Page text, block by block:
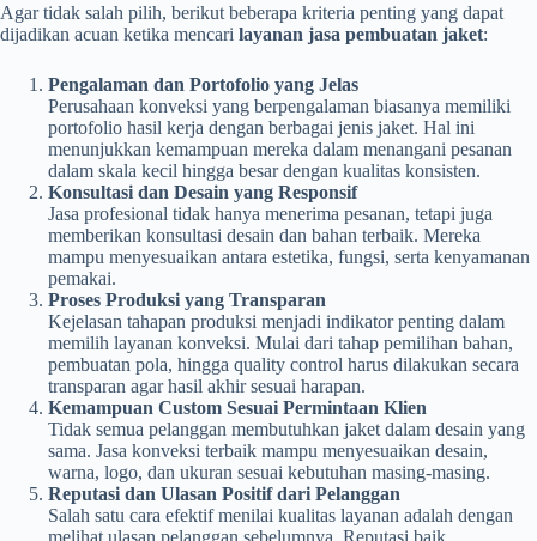
Agar tidak salah pilih, berikut beberapa kriteria penting yang dapat
dijadikan acuan ketika mencari layanan jasa pembuatan jaket:
Pengalaman dan Portofolio yang Jelas
Perusahaan konveksi yang berpengalaman biasanya memiliki
portofolio hasil kerja dengan berbagai jenis jaket. Hal ini
menunjukkan kemampuan mereka dalam menangani pesanan
dalam skala kecil hingga besar dengan kualitas konsisten.
Konsultasi dan Desain yang Responsif
Jasa profesional tidak hanya menerima pesanan, tetapi juga
memberikan konsultasi desain dan bahan terbaik. Mereka
mampu menyesuaikan antara estetika, fungsi, serta kenyamanan
pemakai.
Proses Produksi yang Transparan
Kejelasan tahapan produksi menjadi indikator penting dalam
memilih layanan konveksi. Mulai dari tahap pemilihan bahan,
pembuatan pola, hingga quality control harus dilakukan secara
transparan agar hasil akhir sesuai harapan.
Kemampuan Custom Sesuai Permintaan Klien
Tidak semua pelanggan membutuhkan jaket dalam desain yang
sama. Jasa konveksi terbaik mampu menyesuaikan desain,
warna, logo, dan ukuran sesuai kebutuhan masing-masing.
Reputasi dan Ulasan Positif dari Pelanggan
Salah satu cara efektif menilai kualitas layanan adalah dengan
melihat ulasan pelanggan sebelumnya. Reputasi baik